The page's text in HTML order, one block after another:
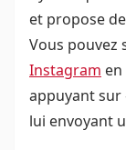
et propose
Vous pouvez
Instagram
appuyant sur
lui envoyant